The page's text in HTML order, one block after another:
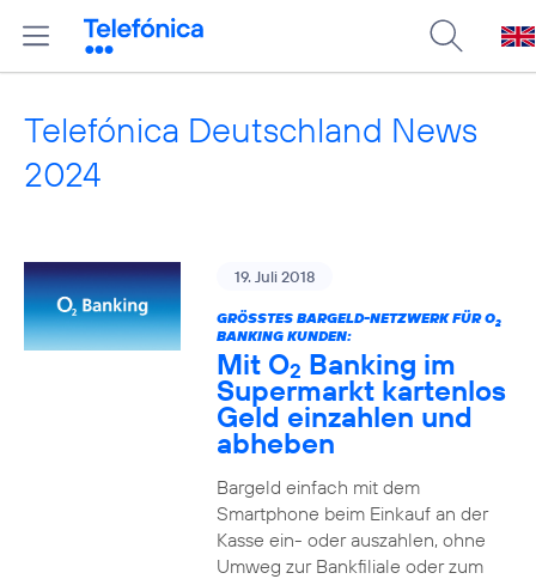
Telefónica Deutschland News
2024
19. Juli 2018
GRÖSSTES BARGELD-NETZWERK FÜR O 2
BANKING KUNDEN:
Mit O2 Banking im
Supermarkt kartenlos
Geld einzahlen und
abheben
Bargeld einfach mit dem
Smartphone beim Einkauf an der
Kasse ein- oder auszahlen, ohne
Umweg zur Bankfiliale oder zum